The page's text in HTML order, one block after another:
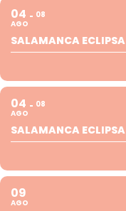
04
AGO
08
SALAMANCA ECLIPSA
04
AGO
08
SALAMANCA ECLIPSA
09
AGO